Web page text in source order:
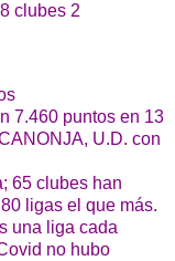
clubes 2
7.460 puntos en 13
U.D. con
65 clubes han
ligas el que más.
una liga cada
no hubo